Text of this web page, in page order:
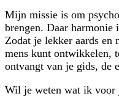
Mijn missie is om
brengen. Daar harmonie
Zodat je lekker aards en
mens kunt ontwikkelen,
ontvangt van je gids, de
Wil je weten wat ik voor